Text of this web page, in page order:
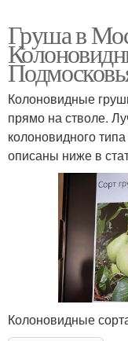
Груша в
Колоновидные
прямо на стволе.
колоновидного
описаны ниже в
Колоновидные